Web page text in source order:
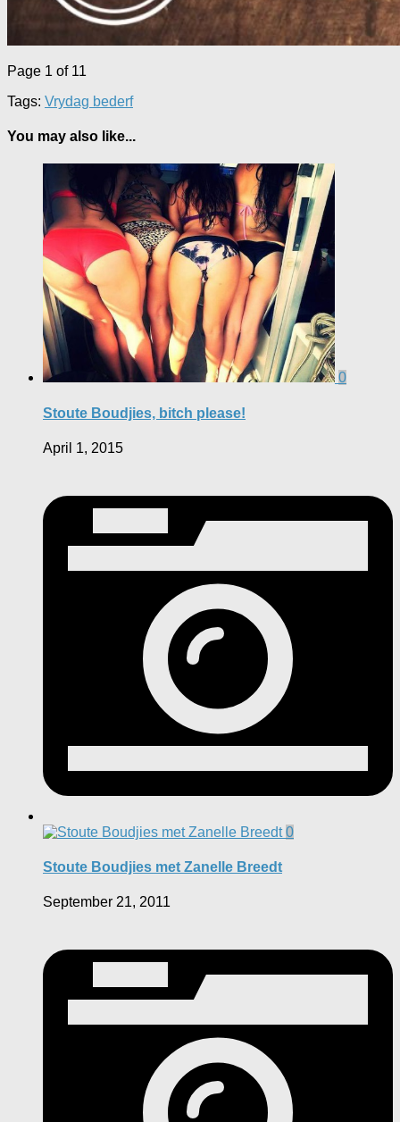
Page 1 of 11
Tags: Vrydag bederf
You may also like...
0
Stoute Boudjies, bitch please!
April 1, 2015
0
Stoute Boudjies met Zanelle Breedt
September 21, 2011